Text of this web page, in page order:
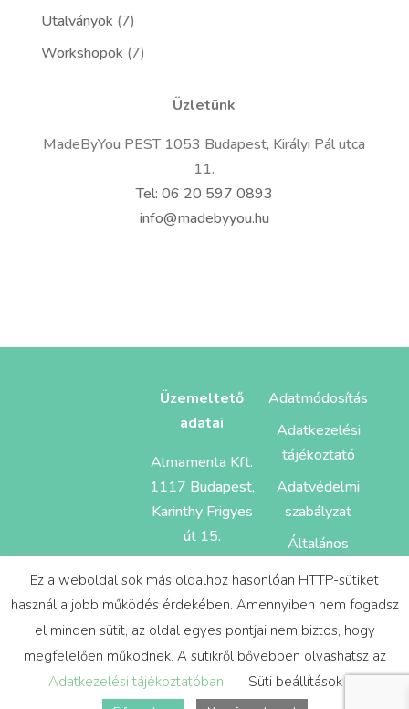
Utalványok (7)
Workshopok (7)
Üzletünk
MadeByYou PEST 1053 Budapest, Királyi Pál utca
11.
Tel: 06 20 597 0893
info@madebyyou.hu
Üzemeltető
adatai
Almamenta Kft.
1117 Budapest,
Karinthy Frigyes
út 15.
cg: 01-09-
884055
Adatmódosítás
Adatkezelési
tájékoztató
Adatvédelmi
szabályzat
Általános
Ez a weboldal sok más oldalhoz hasonlóan HTTP-sütiket
használ a jobb működés érdekében. Amennyiben nem fogadsz
el minden sütit, az oldal egyes pontjai nem biztos, hogy
megfelelően működnek. A sütikről bővebben olvashatsz az
Adatkezelési tájékoztatóban. Süti beállítások